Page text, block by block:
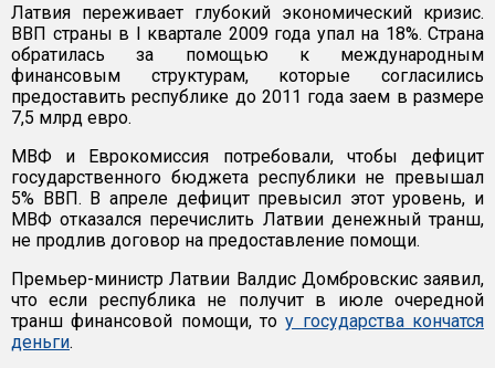
Латвия переживает глубокий экономический кризис.
ВВП страны в I квартале 2009 года упал на 18%. Страна
обратилась за помощью к международным
финансовым структурам, которые согласились
предоставить республике до 2011 года заем в размере
7,5 млрд евро.
МВФ и Еврокомиссия потребовали, чтобы дефицит
государственного бюджета республики не превышал
5% ВВП. В апреле дефицит превысил этот уровень, и
МВФ отказался перечислить Латвии денежный транш,
не продлив договор на предоставление помощи.
Премьер-министр Латвии Валдис Домбровскис заявил,
что если республика не получит в июле очередной
транш финансовой помощи, тоу государства кончатся
деньги.